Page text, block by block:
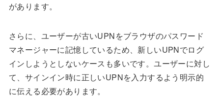
があります。
さらに、ユーザーが古いUPNをブラウザのパスワード
マネージャーに記憶しているため、新しいUPNでログ
インしようとしないケースも多いです。ユーザーに対し
て、サインイン時に正しいUPNを入力するよう明示的
に伝える必要があります。